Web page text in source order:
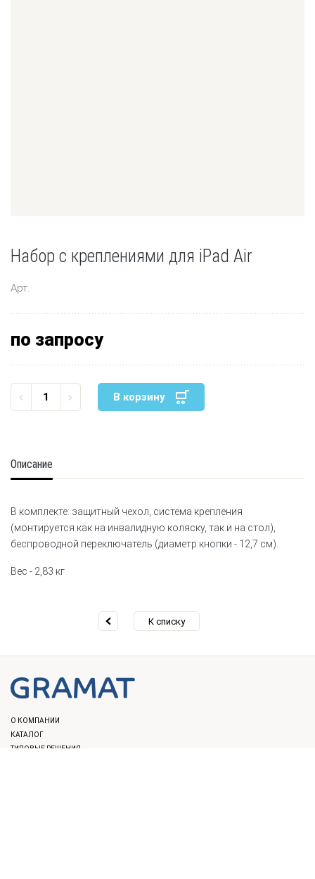
Набор с креплениями для iPad Air
Арт.
по запросу
В корзину
Описание
В комплекте: защитный чехол, система крепления
(монтируется как на инвалидную коляску, так и на стол),
беспроводной переключатель (диаметр кнопки - 12,7 см).
Вес - 2,83 кг
К списку
О КОМПАНИИ
КАТАЛОГ
ТИПОВЫЕ РЕШЕНИЯ